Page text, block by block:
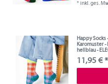
*inkl. ges.
Happy Socks
Karomuster
hellblau -
11,95 € *